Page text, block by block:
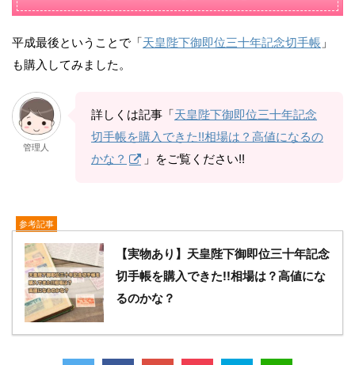
平成最後ということで「天皇陛下御即位三十年記念切手帳 」
も購入してみました。
管理人
詳しくは記事「天皇陛下御即位三十年記念
切手帳を購入できた!!相場は？高値になるの
かな？
」をご覧ください!!
参考記事
【実物あり】天皇陛下御即位三十年記念
切手帳を購入できた!!相場は？高値にな
るのかな？